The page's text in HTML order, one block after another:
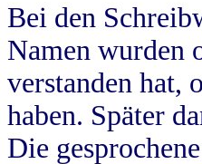
Bei den
Namen wurden
verstanden hat,
haben. Später
Die